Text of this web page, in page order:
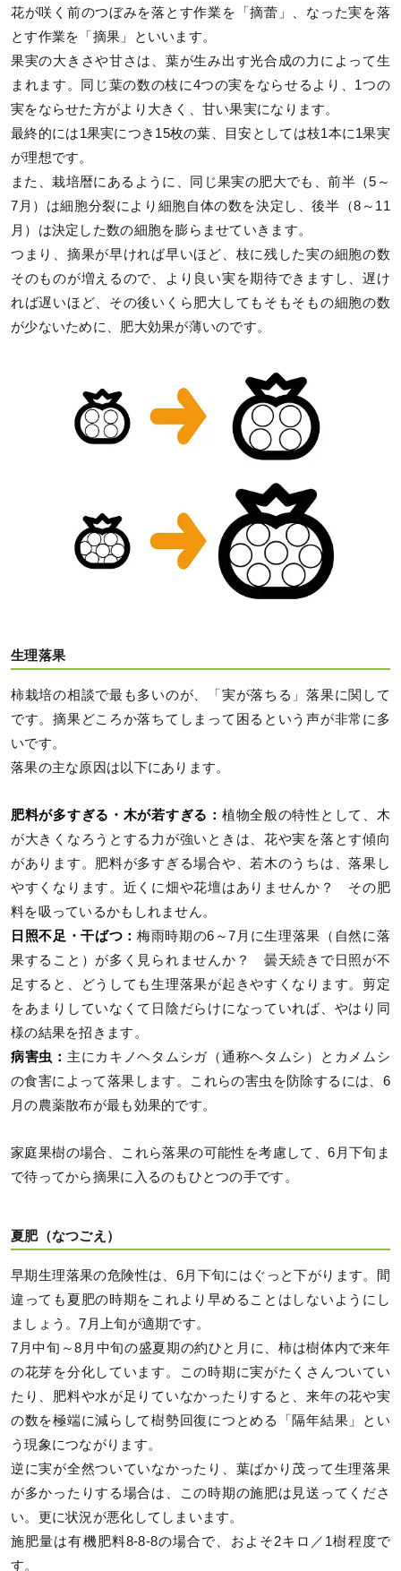
花が咲く前のつぼみを落とす作業を「摘蕾」、なった実を落
とす作業を「摘果」といいます。
果実の大きさや甘さは、葉が生み出す光合成の力によって生
まれます。同じ葉の数の枝に4つの実をならせるより、1つの
実をならせた方がより大きく、甘い果実になります。
最終的には1果実につき15枚の葉、目安としては枝1本に1果実
が理想です。
また、栽培暦にあるように、同じ果実の肥大でも、前半（5～
7月）は細胞分裂により細胞自体の数を決定し、後半（8～11
月）は決定した数の細胞を膨らませていきます。
つまり、摘果が早ければ早いほど、枝に残した実の細胞の数
そのものが増えるので、より良い実を期待できますし、遅け
れば遅いほど、その後いくら肥大してもそもそもの細胞の数
が少ないために、肥大効果が薄いのです。
生理落果
柿栽培の相談で最も多いのが、「実が落ちる」落果に関して
です。摘果どころか落ちてしまって困るという声が非常に多
いです。
落果の主な原因は以下にあります。
肥料が多すぎる・木が若すぎる： 植物全般の特性として、木
が大きくなろうとする力が強いときは、花や実を落とす傾向
があります。肥料が多すぎる場合や、若木のうちは、落果し
やすくなります。近くに畑や花壇はありませんか？ その肥
料を吸っているかもしれません。
日照不足・干ばつ： 梅雨時期の6～7月に生理落果（自然に落
果すること）が多く見られませんか？ 曇天続きで日照が不
足すると、どうしても生理落果が起きやすくなります。剪定
をあまりしていなくて日陰だらけになっていれば、やはり同
様の結果を招きます。
病害虫： 主にカキノヘタムシガ（通称ヘタムシ）とカメムシ
の食害によって落果します。これらの害虫を防除するには、6
月の農薬散布が最も効果的です。
家庭果樹の場合、これら落果の可能性を考慮して、6月下旬ま
で待ってから摘果に入るのもひとつの手です。
夏肥（なつごえ）
早期生理落果の危険性は、6月下旬にはぐっと下がります。間
違っても夏肥の時期をこれより早めることはしないようにし
ましょう。7月上旬が適期です。
7月中旬～8月中旬の盛夏期の約ひと月に、柿は樹体内で来年
の花芽を分化しています。この時期に実がたくさんついてい
たり、肥料や水が足りていなかったりすると、来年の花や実
の数を極端に減らして樹勢回復につとめる「隔年結果」とい
う現象につながります。
逆に実が全然ついていなかったり、葉ばかり茂って生理落果
が多かったりする場合は、この時期の施肥は見送ってくださ
い。更に状況が悪化してしまいます。
施肥量は有機肥料8-8-8の場合で、およそ2キロ／1樹程度で
す。